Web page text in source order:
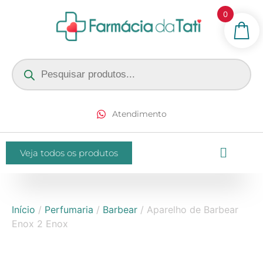
Atendimento
Veja todos os produtos
Início / Perfumaria / Barbear / Aparelho de Barbear
Enox 2 Enox
0